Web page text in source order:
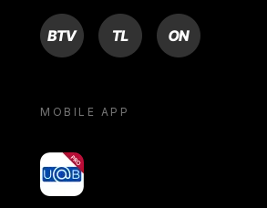
BTV TL ON
MOBILE APP
yoU@B